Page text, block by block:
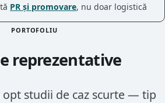
PR și promovare, nu doar logistică
PORTOFOLIU
reprezentative
opt studii de caz scurte — tip